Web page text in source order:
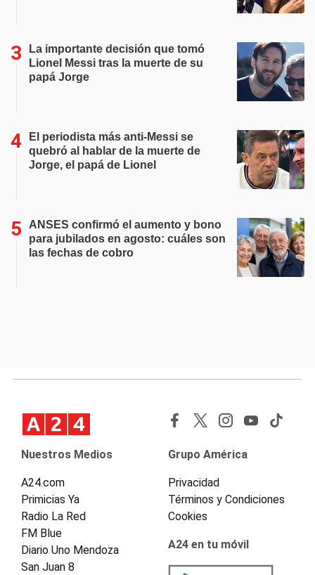
La importante decisión que tomó
Lionel Messi tras la muerte de su
papá Jorge
El periodista más anti-Messi se
quebró al hablar de la muerte de
Jorge, el papá de Lionel
ANSES confirmó el aumento y bono
para jubilados en agosto: cuáles son
las fechas de cobro
Nuestros Medios
A24.com
Primicias Ya
Radio La Red
FM Blue
Diario Uno Mendoza
San Juan 8
Grupo América
Privacidad
Términos y Condiciones
Cookies
A24 en tu móvil